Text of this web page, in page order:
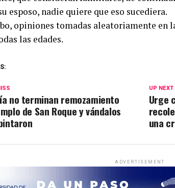
esposo, nadie quiere que eso sucediera.
opiniones tomadas aleatoriamente en
las edades.
UP NEXT
Urge
una
no terminan remozamiento
de San Roque y vándalos
ADVERTISEMENT